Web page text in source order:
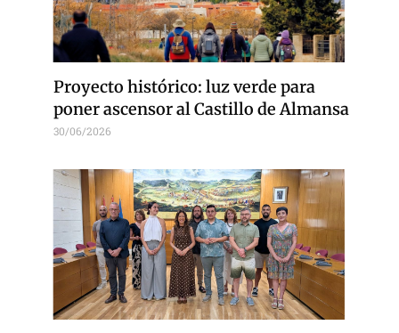
Proyecto histórico: luz verde para
poner ascensor al Castillo de Almansa
30/06/2026